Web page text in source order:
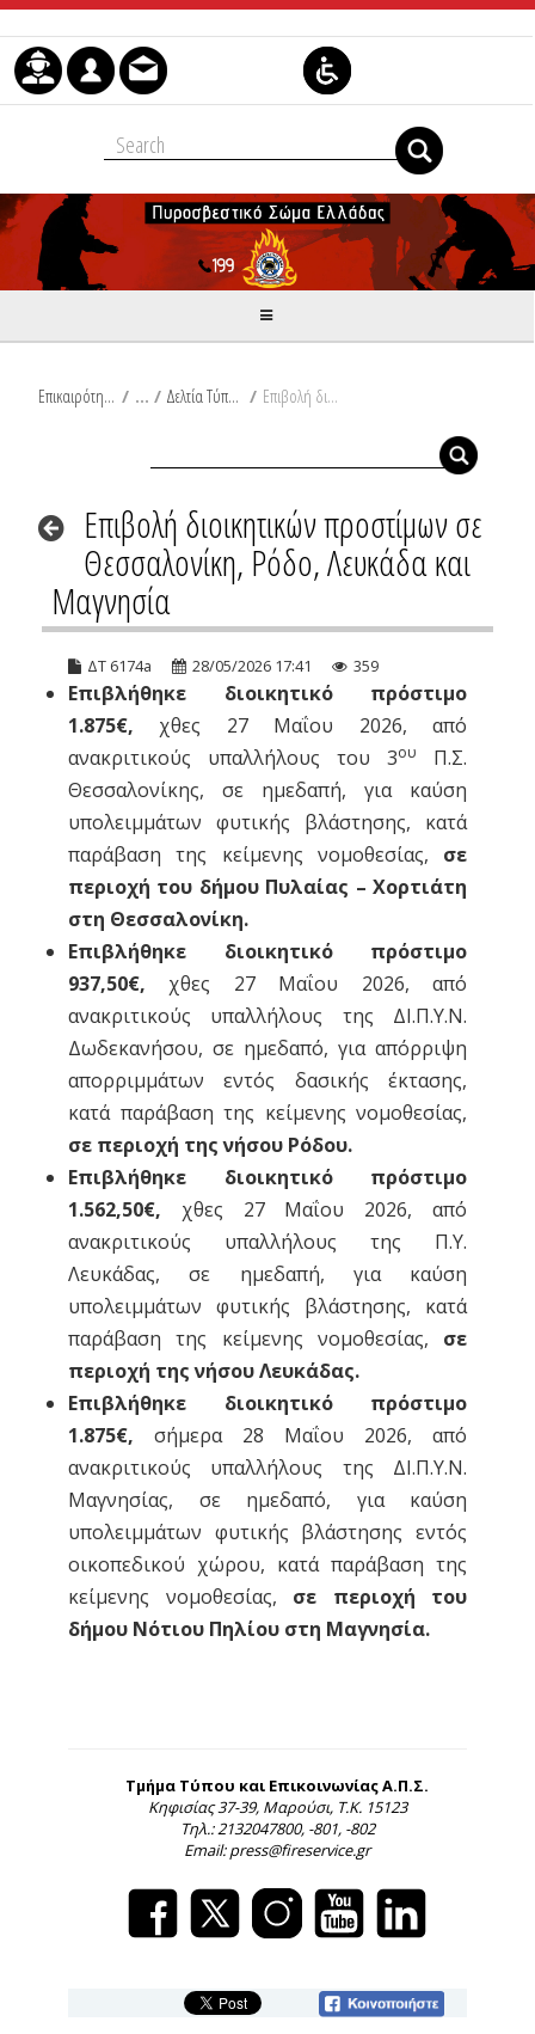
Μετάβαση στο περιεχόμενο
Επικαιρότητα / Δελτία Τύπου / Eπιβολή διοικητικών προστίμων σε Θεσσαλονίκη, Ρόδο, Λευκάδα και Μαγνησία
Eπιβολή διοικητικών προστίμων σε
Θεσσαλονίκη, Ρόδο, Λευκάδα και
Μαγνησία
ΔΤ 6174a 28/05/2026 17:41 359
Επιβλήθηκε διοικητικό πρόστιμο
1.875€, χθες 27 Μαΐου 2026, από
ανακριτικούς υπαλλήλους του 3ου
Π.Σ.
Θεσσαλονίκης, σε ημεδαπή, για καύση
υπολειμμάτων φυτικής βλάστησης, κατά
παράβαση της κείμενης νομοθεσίας, σε
περιοχή του δήμου Πυλαίας – Χορτιάτη
στη Θεσσαλονίκη.
Επιβλήθηκε διοικητικό πρόστιμο
937,50€, χθες 27 Μαΐου 2026, από
ανακριτικούς υπαλλήλους της ΔΙ.Π.Υ.Ν.
Δωδεκανήσου, σε ημεδαπό, για απόρριψη
απορριμμάτων εντός δασικής έκτασης,
κατά παράβαση της κείμενης νομοθεσίας,
σε περιοχή της νήσου Ρόδου.
Επιβλήθηκε διοικητικό πρόστιμο
1.562,50€, χθες 27 Μαΐου 2026, από
ανακριτικούς υπαλλήλους της Π.Υ.
Λευκάδας, σε ημεδαπή, για καύση
υπολειμμάτων φυτικής βλάστησης, κατά
παράβαση της κείμενης νομοθεσίας, σε
περιοχή της νήσου Λευκάδας.
Επιβλήθηκε διοικητικό πρόστιμο
1.875€, σήμερα 28 Μαΐου 2026, από
ανακριτικούς υπαλλήλους της ΔΙ.Π.Υ.Ν.
Μαγνησίας, σε ημεδαπό, για καύση
υπολειμμάτων φυτικής βλάστησης εντός
οικοπεδικού χώρου, κατά παράβαση της
κείμενης νομοθεσίας, σε περιοχή του
δήμου Νότιου Πηλίου στη Μαγνησία.
Τμήμα Τύπου και Επικοινωνίας Α.Π.Σ.
Κηφισίας 37-39, Μαρούσι, Τ.Κ. 15123
Τηλ.: 2132047800, -801, -802
Email: press@fireservice.gr